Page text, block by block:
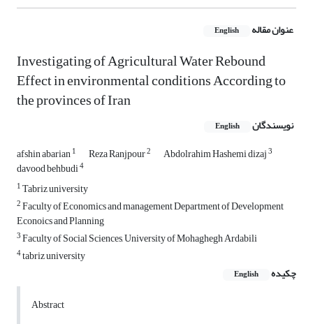
عنوان مقاله English
Investigating of Agricultural Water Rebound
Effect in environmental conditions According to
the provinces of Iran
نویسندگان English
afshin abarian1 Reza Ranjpour2 Abdolrahim Hashemi dizaj3
davood behbudi4
1Tabriz university
2Faculty of Economics and management Department of Development
Econoics and Planning
3Faculty of Social Sciences, University of Mohaghegh Ardabili
4tabriz university
چکیده
English
Abstract